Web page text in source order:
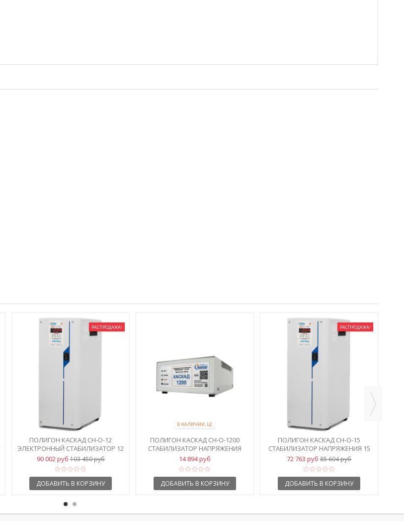
РАСПРОДАЖА!
ПОЛИГОН КАСКАД СН-О-12
ЭЛЕКТРОННЫЙ СТАБИЛИЗАТОР 12
КВТ
90 002 руб103 450 руб
ДОБАВИТЬ В КОРЗИНУ
В НАЛИЧИИ, ЦС
ПОЛИГОН КАСКАД СН-О-1200
СТАБИЛИЗАТОР НАПРЯЖЕНИЯ
14 894 руб
ДОБАВИТЬ В КОРЗИНУ
РАСПРОДАЖА!
ПОЛИГОН КАСКАД СН-О-15
СТАБИЛИЗАТОР НАПРЯЖЕНИЯ 15
КВТ С...
72 763 руб 85 604 руб
ДОБАВИТЬ В КОРЗИНУ